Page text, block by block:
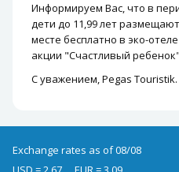
Информируем Вас, что в
дети до 11,99 лет
месте бесплатно в эко-отеле
акции "Счастливый
С уважением, Pegas Touristik.
Exchange rates as of 08/08